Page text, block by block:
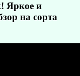
Яркое и
на сорта